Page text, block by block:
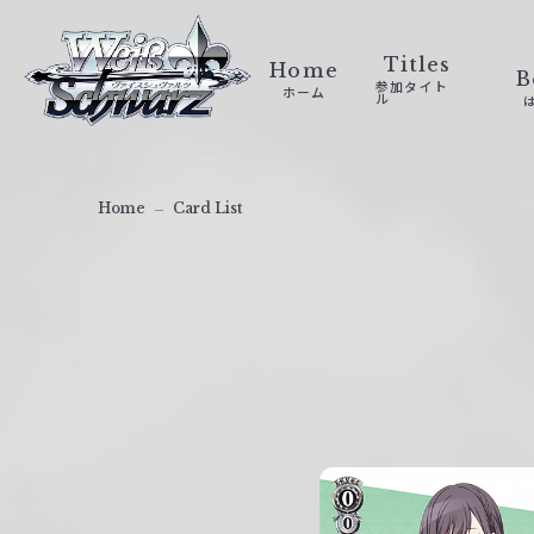
ァ
Home
ホーム
Titles
参加タイト
ル
Home Card List